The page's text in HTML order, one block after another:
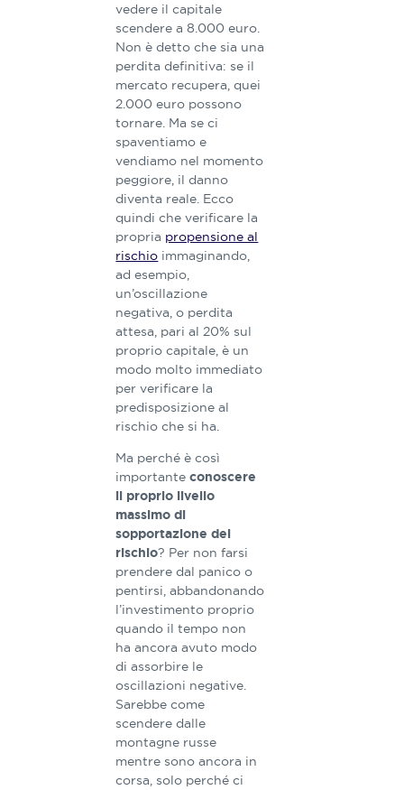
vedere il capitale
scendere a 8.000 euro.
Non è detto che sia una
perdita definitiva: se il
mercato recupera, quei
2.000 euro possono
tornare. Ma se ci
spaventiamo e
vendiamo nel momento
peggiore, il danno
diventa reale. Ecco
quindi che verificare la
propria propensione al
rischio immaginando,
ad esempio,
un’oscillazione
negativa, o perdita
attesa, pari al 20% sul
proprio capitale, è un
modo molto immediato
per verificare la
predisposizione al
rischio che si ha.
Ma perché è così
importanteconoscere
il proprio livello
massimo di
sopportazione del
rischio? Per non farsi
prendere dal panico o
pentirsi, abbandonando
l’investimento proprio
quando il tempo non
ha ancora avuto modo
di assorbire le
oscillazioni negative.
Sarebbe come
scendere dalle
montagne russe
mentre sono ancora in
corsa, solo perché ci